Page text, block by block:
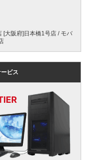
[大阪府]日本橋1号店 / モバ
ビス